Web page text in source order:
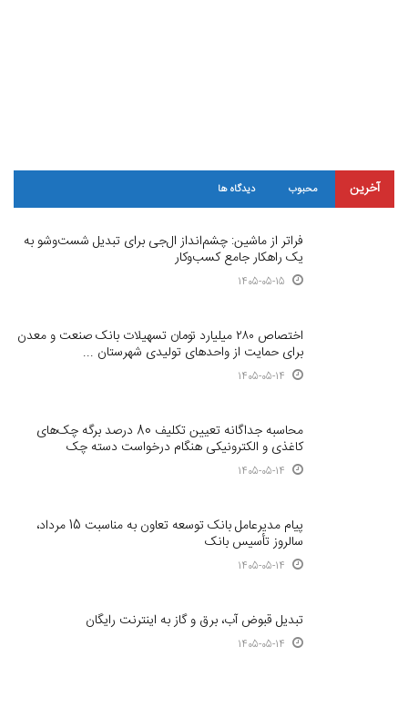
آخرین محبوب دیدگاه ها
فراتر از ماشین: چشم‌انداز ال‌جی برای تبدیل شست‌وشو به
یک راهکار جامع کسب‌وکار
1405-05-15
اختصاص ۲۸۰ میلیارد تومان تسهیلات بانک صنعت و معدن
برای حمایت از واحدهای تولیدی شهرستان ...
1405-05-14
محاسبه جداگانه تعیین تکلیف 80 درصد برگه چک‌های
کاغذی و الکترونیکی هنگام درخواست دسته چک
1405-05-14
پیام مدیرعامل بانک توسعه تعاون به مناسبت 15 مرداد،
سالروز تأسیس بانک
1405-05-14
تبدیل قبوض آب، برق و گاز به اینترنت رایگان
1405-05-14